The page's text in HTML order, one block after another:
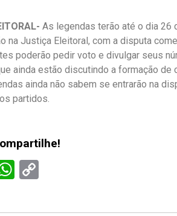
As legendas terão até o dia 26
na Justiça Eleitoral, com a disputa
poderão pedir voto e divulgar seus
ainda estão discutindo a formação
ainda não sabem se entrarão na
partidos.
WhatsApp